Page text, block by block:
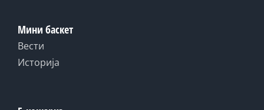
Мини баскет
Вести
Историја